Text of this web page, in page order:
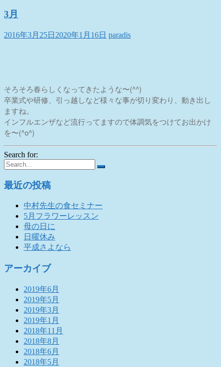
3月
2016年3月25日 2020年1月16日 paradis
そろそろ春らしくなってきたような〜(^^)
卒業式や研修、引っ越しなど様々な事が切り変わり、動き出し
ますね。
インフルエンザなど流行ってますので体調気をつけてお出かけ
を〜(^o^)
Search for:
最近の投稿
中村先生の食セミナー
5月フラワーレッスン
母の日に
日曜休み
平成さよなら
アーカイブ
2019年6月
2019年5月
2019年3月
2019年1月
2018年11月
2018年8月
2018年6月
2018年5月